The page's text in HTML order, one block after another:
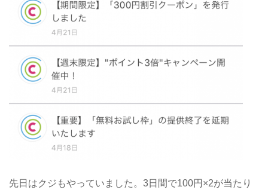
先日はクジもやっていました。3日間で100円×2が当たり